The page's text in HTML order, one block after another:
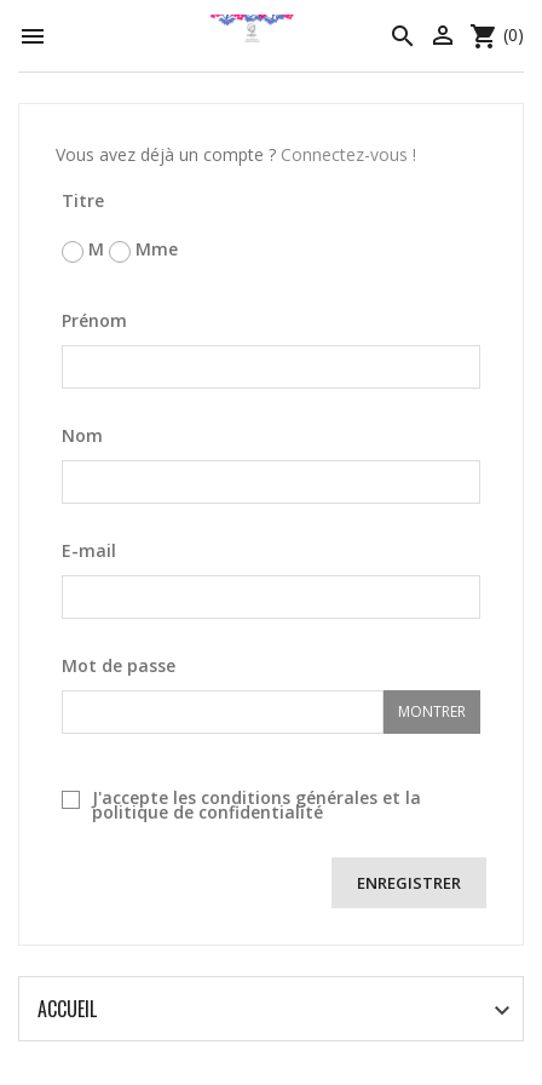
  (0)


Vous avez déjà un compte ? Connectez-vous !
Titre
M Mme
Prénom
Nom
E-mail
Mot de passe
MONTRER
J'accepte les conditions générales et la
politique de confidentialité
ENREGISTRER
ACCUEIL 